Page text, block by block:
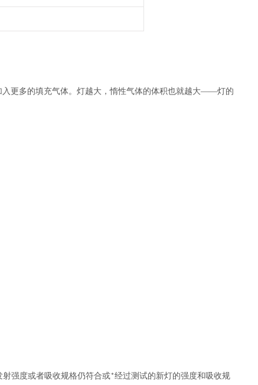
更多的填充气体。灯越大，惰性气体的体积也就越大——灯的
强度或者吸收规格仍符合或*经过测试的新灯的强度和吸收规